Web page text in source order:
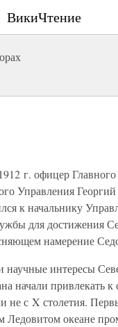
ВикиЧтение
г. офицер Главного
Управления
к начальнику
для достижения
намерение
интересы
начали привлекать к
не с X столетия.
Ледовитом океане